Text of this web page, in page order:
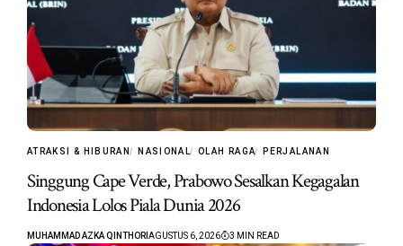
ATRAKSI & HIBURAN NASIONAL OLAH RAGA PERJALANAN
Singgung Cape Verde, Prabowo Sesalkan Kegagalan
Indonesia Lolos Piala Dunia 2026
MUHAMMAD AZKA QINTHORI AGUSTUS 6, 2026 3 MIN READ